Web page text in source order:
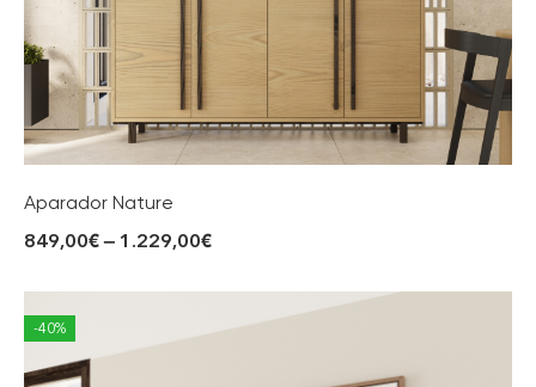
Aparador Nature
849,00€– 1.229,00€
-40%